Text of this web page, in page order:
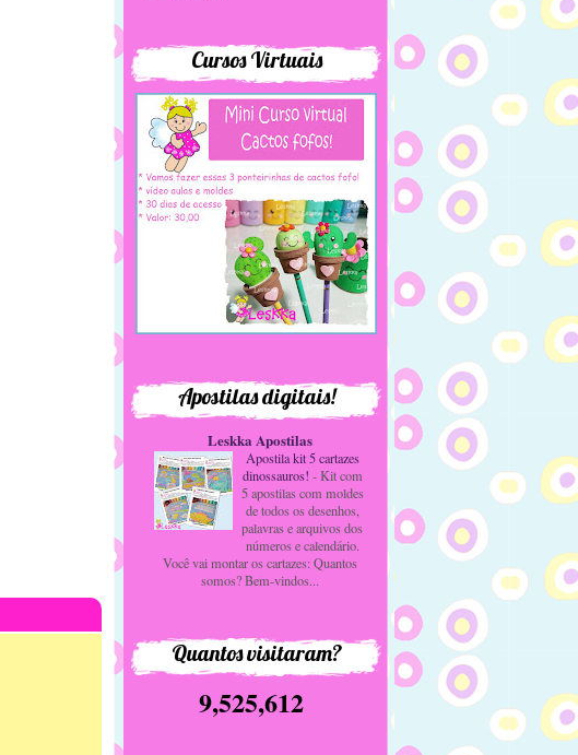
Cursos Virtuais
Apostilas digitais!
Leskka Apostilas
Apostila kit 5 cartazes
dinossauros! -Kit com
5 apostilas com moldes
de todos os desenhos,
palavras e arquivos dos
números e calendário.
Você vai montar os cartazes: Quantos
somos? Bem-vindos...
Quantos visitaram?
9,525,612